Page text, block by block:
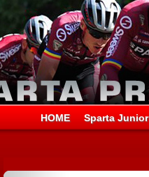
HOME Sparta Junior